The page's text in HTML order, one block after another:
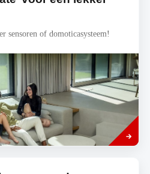
sensoren of domoticasysteem!
meer